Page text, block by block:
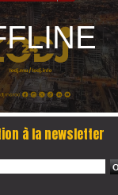
à la newsletter